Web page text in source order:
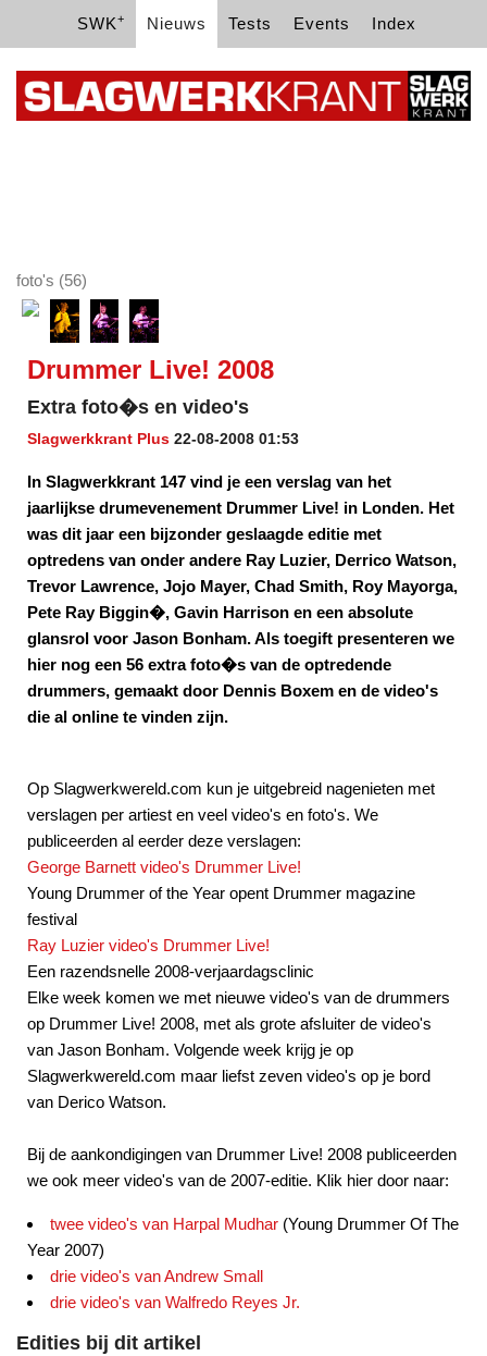
SWK+ Nieuws Tests Events Index
foto's (56)
Drummer Live! 2008
Extra foto�s en video's
Slagwerkkrant Plus 22-08-2008 01:53
In Slagwerkkrant 147 vind je een verslag van het
jaarlijkse drumevenement Drummer Live! in Londen. Het
was dit jaar een bijzonder geslaagde editie met
optredens van onder andere Ray Luzier, Derrico Watson,
Trevor Lawrence, Jojo Mayer, Chad Smith, Roy Mayorga,
Pete Ray Biggin�, Gavin Harrison en een absolute
glansrol voor Jason Bonham. Als toegift presenteren we
hier nog een 56 extra foto�s van de optredende
drummers, gemaakt door Dennis Boxem en de video's
die al online te vinden zijn.
Op Slagwerkwereld.com kun je uitgebreid nagenieten met
verslagen per artiest en veel video's en foto's. We
publiceerden al eerder deze verslagen:
George Barnett video's Drummer Live!
Young Drummer of the Year opent Drummer magazine
festival
Ray Luzier video's Drummer Live!
Een razendsnelle 2008-verjaardagsclinic
Elke week komen we met nieuwe video's van de drummers
op Drummer Live! 2008, met als grote afsluiter de video's
van Jason Bonham. Volgende week krijg je op
Slagwerkwereld.com maar liefst zeven video's op je bord
van Derico Watson.
Bij de aankondigingen van Drummer Live! 2008 publiceerden
we ook meer video's van de 2007-editie. Klik hier door naar:
twee video's van Harpal Mudhar (Young Drummer Of The
Year 2007)
drie video's van Andrew Small
drie video's van Walfredo Reyes Jr.
Edities bij dit artikel